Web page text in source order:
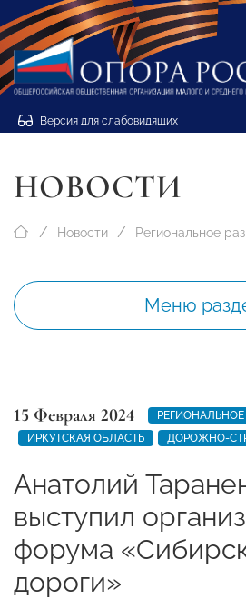
Версия для слабовидящих
НОВОСТИ
Новости Региональное
Меню
15 Февраля 2024
РЕГИОНАЛЬНОЕ
ИРКУТСКАЯ ОБЛАСТЬ
ДОРОЖНО-
Анатолий
выступил
форума
дороги»